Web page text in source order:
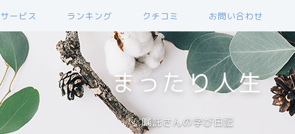
サービス ランキング クチコミ お問い合わせ
まったり人生
嘱託さんの学び日記